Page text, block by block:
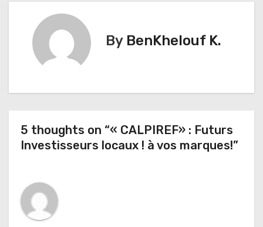
n
d
By BenKhelouf K.
5 thoughts on “« CALPIREF» : Futurs
Investisseurs locaux ! à vos marques!”